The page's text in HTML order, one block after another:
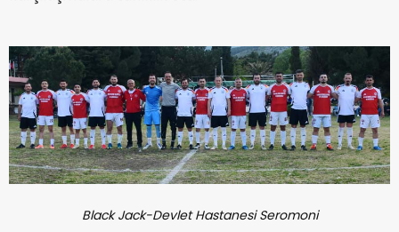
Black Jack-Devlet Hastanesi Seromoni